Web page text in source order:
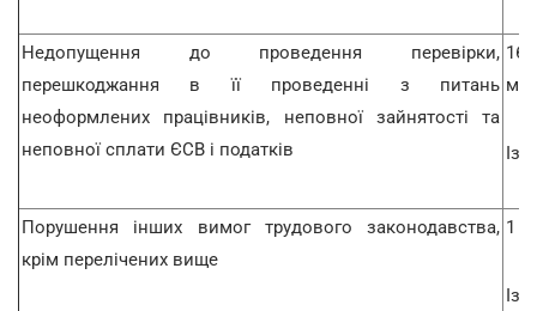
Недопущення до проведення перевірки,
перешкоджання в її проведенні з питань
неоформлених працівників, неповної зайнятості та
неповної сплати ЄСВ і податків
16
Із
Порушення інших вимог трудового законодавства,
крім перелічених вище
1
Із